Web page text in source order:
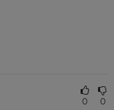
0 0